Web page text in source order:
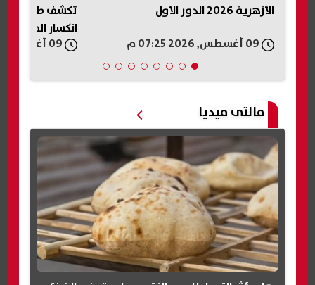
تكشف طقس الأيام المقبلة وموعد
الشهادة
برقم الجلوس
مالتى ميديا